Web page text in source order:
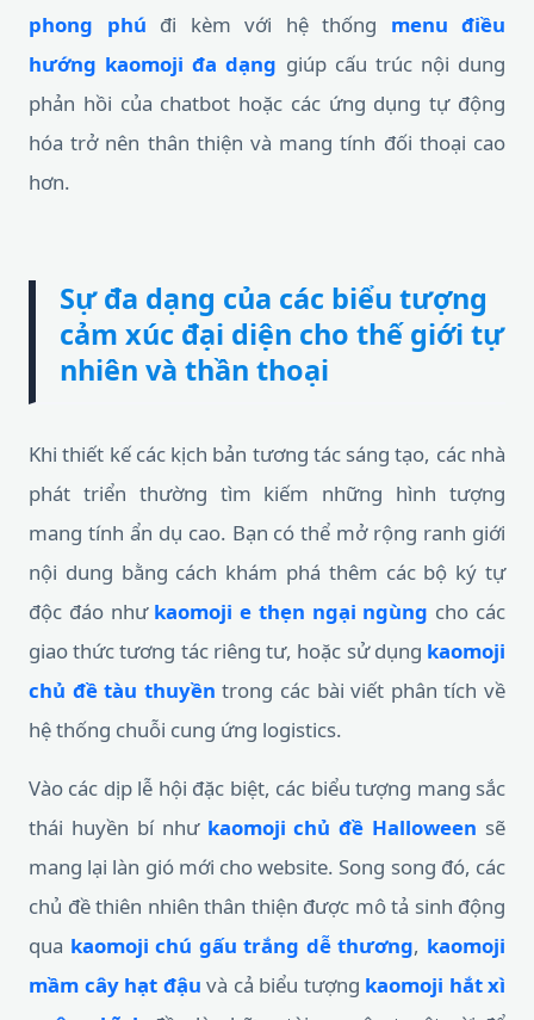
phong phú đi kèm với hệ thống menu điều
hướng kaomoji đa dạng giúp cấu trúc nội dung
phản hồi của chatbot hoặc các ứng dụng tự động
hóa trở nên thân thiện và mang tính đối thoại cao
hơn.
Sự đa dạng của các biểu tượng
cảm xúc đại diện cho thế giới tự
nhiên và thần thoại
Khi thiết kế các kịch bản tương tác sáng tạo, các nhà
phát triển thường tìm kiếm những hình tượng
mang tính ẩn dụ cao. Bạn có thể mở rộng ranh giới
nội dung bằng cách khám phá thêm các bộ ký tự
độc đáo như kaomoji e thẹn ngại ngùng cho các
giao thức tương tác riêng tư, hoặc sử dụng kaomoji
chủ đề tàu thuyền trong các bài viết phân tích về
hệ thống chuỗi cung ứng logistics.
Vào các dịp lễ hội đặc biệt, các biểu tượng mang sắc
thái huyền bí như kaomoji chủ đề Halloween sẽ
mang lại làn gió mới cho website. Song song đó, các
chủ đề thiên nhiên thân thiện được mô tả sinh động
qua kaomoji chú gấu trắng dễ thương, kaomoji
mầm cây hạt đậu và cả biểu tượng kaomoji hắt xì